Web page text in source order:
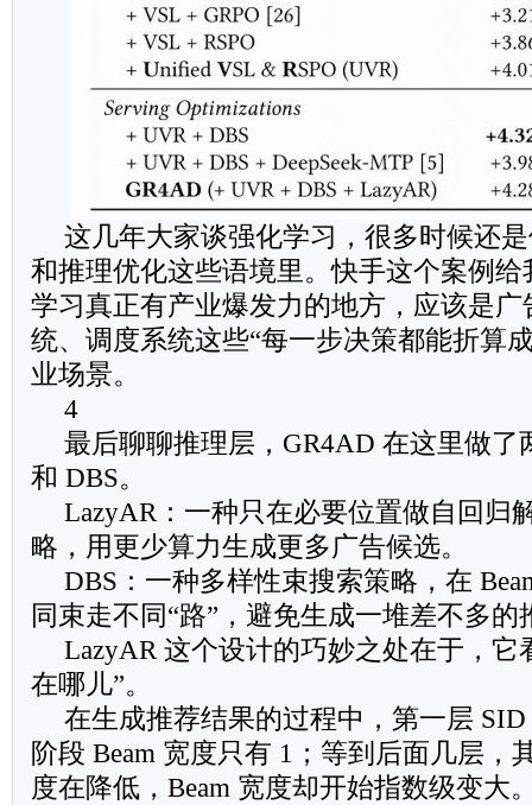
这几年大家谈强化学习，很多时候还
和推理优化这些语境里。快手这个案例
学习真正有产业爆发力的地方，应该是
统、调度系统这些“每一步决策都能折算
业场景。
4
最后聊聊推理层，GR4AD 在这里做了
和 DBS。
LazyAR：一种只在必要位置做自回归
略，用更少算力生成更多广告候选。
DBS：一种多样性束搜索策略，在
同束走不同“路”，避免生成一堆差不多的
LazyAR 这个设计的巧妙之处在于，它
在哪儿”。
在生成推荐结果的过程中，第一层
阶段 Beam 宽度只有 1；等到后面几层，
度在降低，Beam 宽度却开始指数级变大